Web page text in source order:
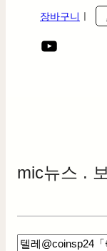
장바구니
mic뉴스 .
검